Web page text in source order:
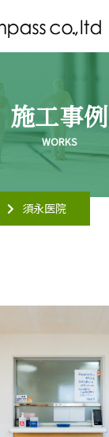
施工事例
須永医院